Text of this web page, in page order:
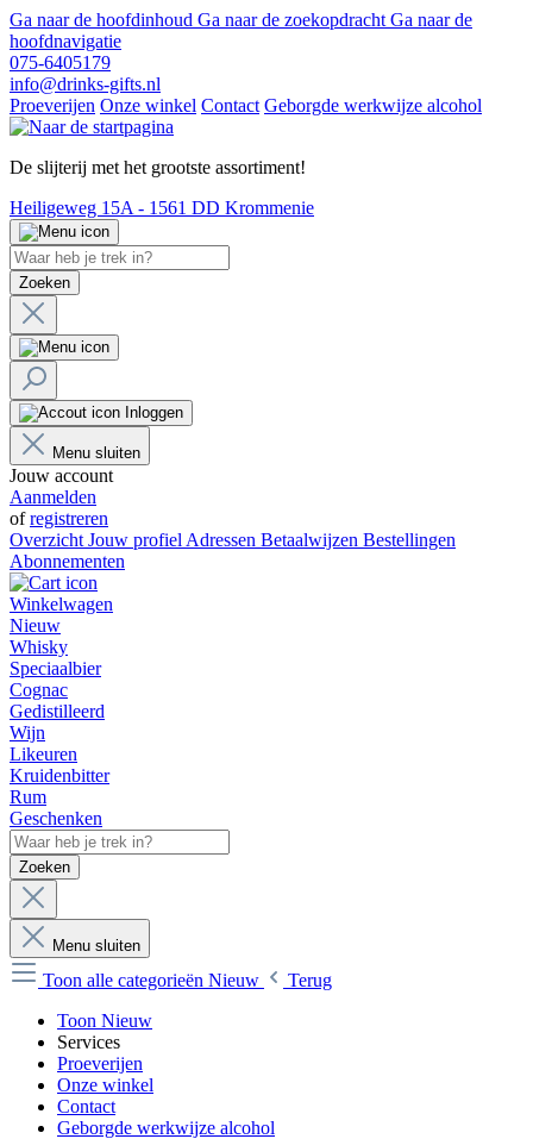
Ga naar de hoofdinhoud Ga naar de zoekopdracht Ga naar de
hoofdnavigatie
075-6405179
info@drinks-gifts.nl
Proeverijen Onze winkel Contact Geborgde werkwijze alcohol
De slijterij met het grootste assortiment!
Heiligeweg 15A - 1561 DD Krommenie
Zoeken
Inloggen
Menu sluiten
Jouw account
Aanmelden
ofregistreren
Overzicht Jouw profiel Adressen Betaalwijzen Bestellingen
Abonnementen
Winkelwagen
Nieuw
Whisky
Speciaalbier
Cognac
Gedistilleerd
Wijn
Likeuren
Kruidenbitter
Rum
Geschenken
Zoeken
Menu sluiten
Toon alle categorieën Nieuw
Terug
Toon Nieuw
Services
Proeverijen
Onze winkel
Contact
Geborgde werkwijze alcohol